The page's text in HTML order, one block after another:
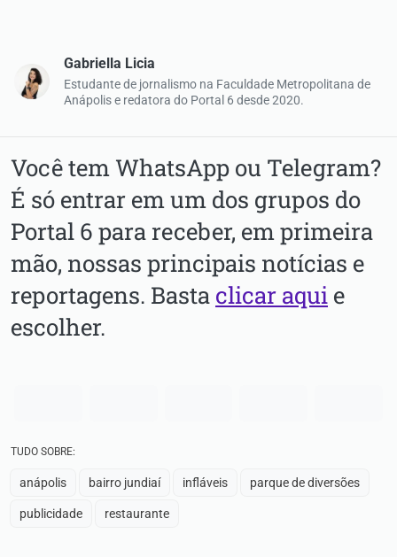
Gabriella Licia
Estudante de jornalismo na Faculdade Metropolitana de
Anápolis e redatora do Portal 6 desde 2020.
Você tem WhatsApp ou Telegram?
É só entrar em um dos grupos do
Portal 6 para receber, em primeira
mão, nossas principais notícias e
reportagens. Basta clicar aqui e
escolher.
TUDO SOBRE:
anápolis bairro jundiaí infláveis parque de diversões
publicidade restaurante